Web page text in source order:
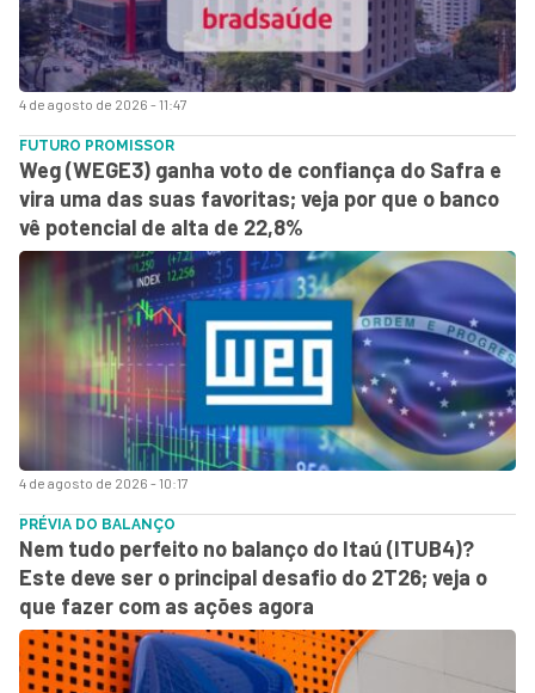
4 de agosto de 2026 - 11:47
4 de agosto de 2026 - 10:17
FUTURO PROMISSOR
Weg (WEGE3) ganha voto de confiança do Safra e
vira uma das suas favoritas; veja por que o banco
vê potencial de alta de 22,8%
PRÉVIA DO BALANÇO
Nem tudo perfeito no balanço do Itaú (ITUB4)?
Este deve ser o principal desafio do 2T26; veja o
que fazer com as ações agora